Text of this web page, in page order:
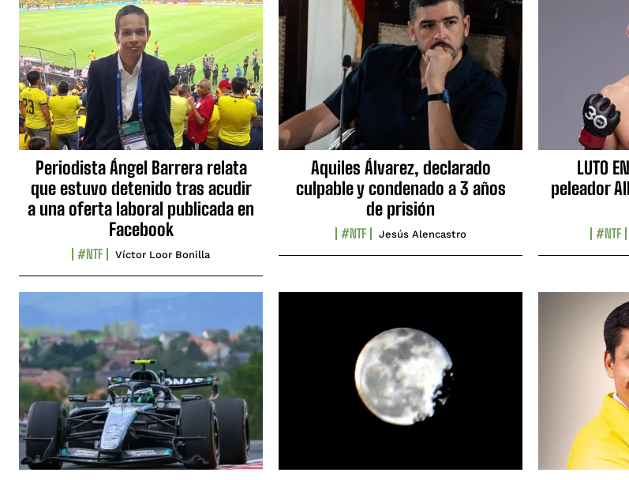
Periodista Ángel Barrera relata
que estuvo detenido tras acudir
a una oferta laboral publicada en
Facebook
#NTF Víctor Loor Bonilla
Aquiles Álvarez, declarado
culpable y condenado a 3 años
de prisión
#NTF Jesús Alencastro
LUTO
peleador
#NTF